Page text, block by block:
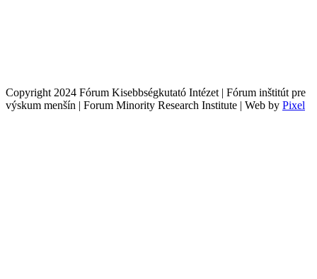
Copyright 2024 Fórum Kisebbségkutató Intézet | Fórum inštitút pre
výskum menšín | Forum Minority Research Institute | Web by Pixel